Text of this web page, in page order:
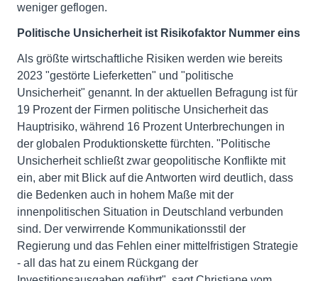
weniger geflogen.
Politische Unsicherheit ist Risikofaktor Nummer eins
Als größte wirtschaftliche Risiken werden wie bereits
2023 "gestörte Lieferketten" und "politische
Unsicherheit" genannt. In der aktuellen Befragung ist für
19 Prozent der Firmen politische Unsicherheit das
Hauptrisiko, während 16 Prozent Unterbrechungen in
der globalen Produktionskette fürchten. "Politische
Unsicherheit schließt zwar geopolitische Konflikte mit
ein, aber mit Blick auf die Antworten wird deutlich, dass
die Bedenken auch in hohem Maße mit der
innenpolitischen Situation in Deutschland verbunden
sind. Der verwirrende Kommunikationsstil der
Regierung und das Fehlen einer mittelfristigen Strategie
- all das hat zu einem Rückgang der